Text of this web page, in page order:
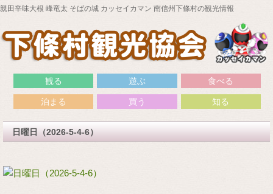
親田辛味大根 峰竜太 そばの城 カッセイカマン 南信州下條村の観光情報
観る 遊ぶ 食べる
泊まる 買う 知る
日曜日（2026-5-4-6）